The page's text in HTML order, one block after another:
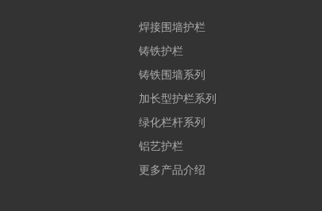
焊接围墙护栏
铸铁护栏
铸铁围墙系列
加长型护栏系列
绿化栏杆系列
铝艺护栏
更多产品介绍